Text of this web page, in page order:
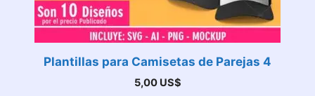
Plantillas para Camisetas de Parejas 4
5,00 US$